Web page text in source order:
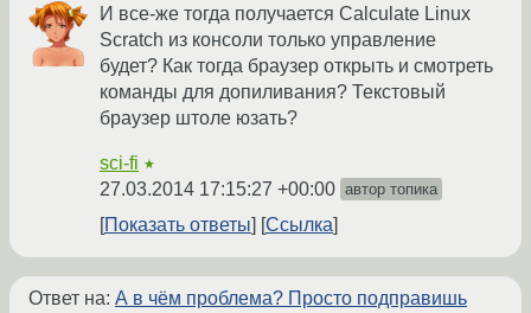
И все-же тогда получается Calculate Linux
Scratch из консоли только управление
будет? Как тогда браузер открыть и смотреть
команды для допиливания? Текстовый
браузер штоле юзать?
sci-fi ★
27.03.2014 17:15:27 +00:00 автор топика
Показать ответы Ссылка
Ответ на: А в чём проблема? Просто подправишь